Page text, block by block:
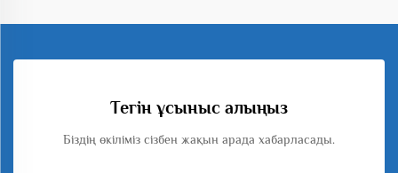
Тегін ұсыныс алыңыз
Біздің өкіліміз сізбен жақын арада хабарласады.